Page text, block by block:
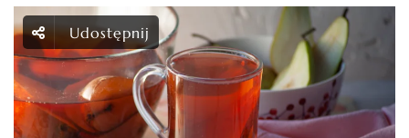
Udostępnij